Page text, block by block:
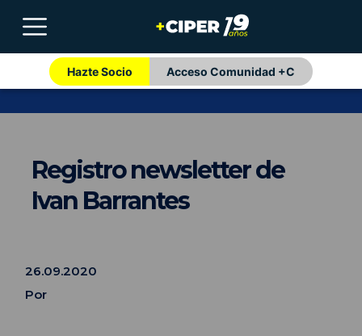
Hazte Socio Acceso Comunidad +C
Registro newsletter de
Ivan Barrantes
26.09.2020
Por